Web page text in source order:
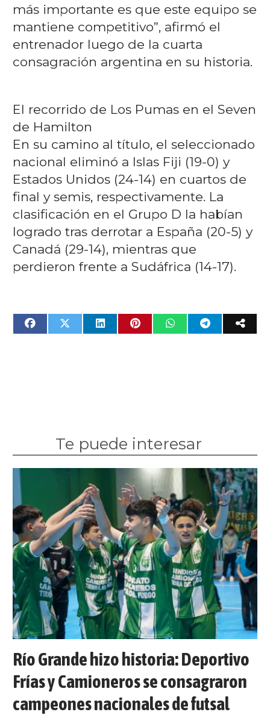
más importante es que este equipo se
mantiene competitivo”, afirmó el
entrenador luego de la cuarta
consagración argentina en su historia.
El recorrido de Los Pumas en el Seven
de Hamilton
En su camino al título, el seleccionado
nacional eliminó a Islas Fiji (19-0) y
Estados Unidos (24-14) en cuartos de
final y semis, respectivamente. La
clasificación en el Grupo D la habían
logrado tras derrotar a España (20-5) y
Canadá (29-14), mientras que
perdieron frente a Sudáfrica (14-17).
Te puede interesar
Río Grande hizo historia: Deportivo
Frías y Camioneros se consagraron
campeones nacionales de futsal